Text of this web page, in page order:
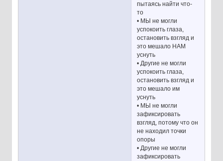
пытаясь найти что-
то
• МЫ не могли
успокоить глаза,
остановить взгляд и
это мешало НАМ
уснуть
• Другие не могли
успокоить глаза,
остановить взгляд и
это мешало им
уснуть
• МЫ не могли
зафиксировать
взгляд, потому что он
не находил точки
опоры
• Другие не могли
зафиксировать